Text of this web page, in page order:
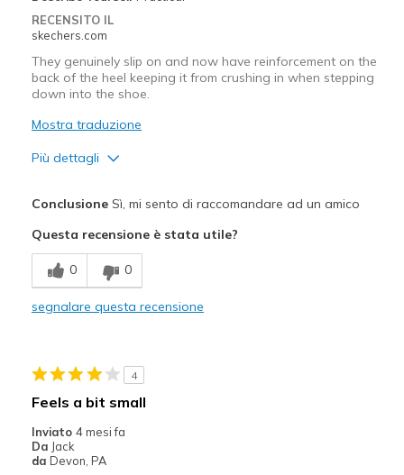
Sizing
Feels true to size
View On Shoes
Shoes are for Wearing
RECENSITO IL
skechers.com
They genuinely slip on and now have reinforcement on the
back of the heel keeping it from crushing in when stepping
down into the shoe.
Mostra traduzione
Più dettagli
Migliori Utilizzi:
Casual Wear
Going Out
View On Shoes
ConclusioneSì, mi sento di raccomandare ad un amico
Questa recensione è stata utile?
0 0
segnalare questa recensione
4
Feels a bit small
Inviato 4 mesi fa
Da Jack
da Devon, PA